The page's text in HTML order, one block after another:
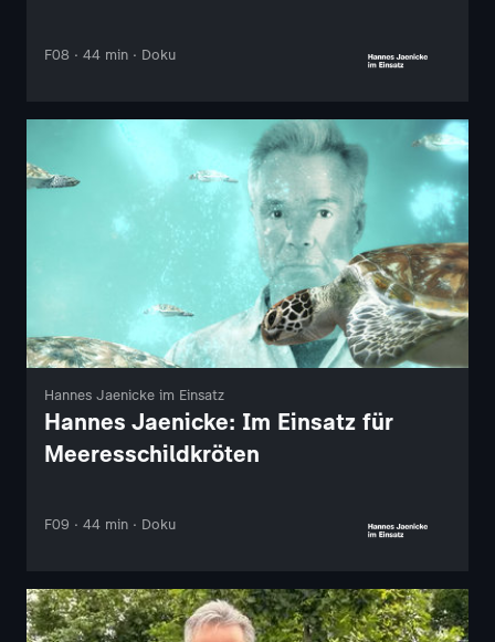
F08 · 44 min · Doku
Hannes Jaenicke im Einsatz
Hannes Jaenicke: Im Einsatz für
Meeresschildkröten
F09 · 44 min · Doku